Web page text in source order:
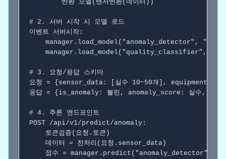
반환 모델(텐서변환(데이터))
# 2. 서버 시작 시 모델 로드
이벤트 서버시작:
manager.load_model("anomaly_detector",
manager.load_model("quality_classifier",
# 3. 요청/응답 스키마
요청 = {sensor_data: [실수 10~50개], equipment_id:
응답 = {is_anomaly: 불린, anomaly_score: 실수,
# 4. 추론 엔드포인트
POST /api/v1/predict/anomaly:
    토큰검증(요청.토큰)
    데이터 = 전처리(요청.sensor_data)
점수 = manager.predict("anomaly_detector", 데